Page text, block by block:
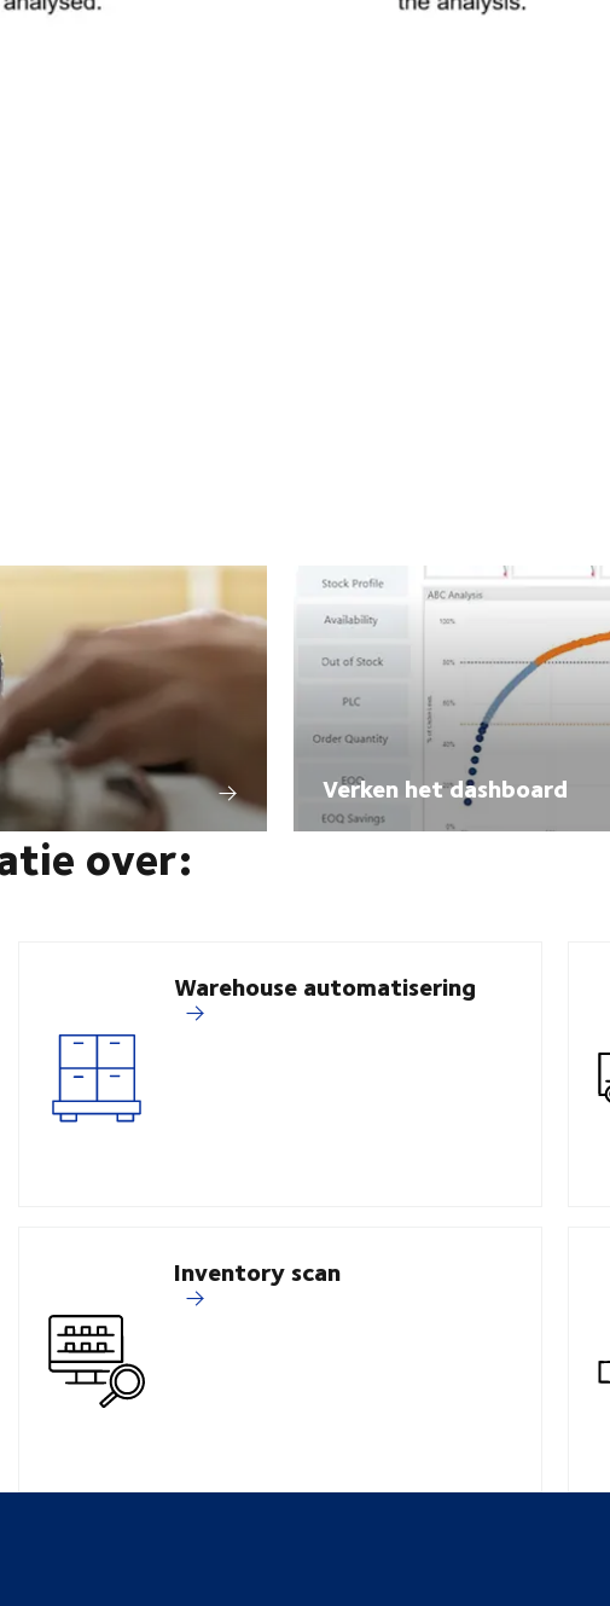
Verken het dashboard
over:
Warehouse automatisering
Inventory scan